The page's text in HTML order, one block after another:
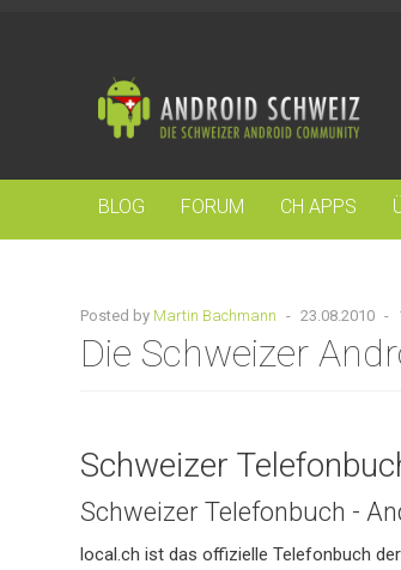
BLOG FORUM CH APPS
Posted by Martin Bachmann - 23.08.2010 -
Die Schweizer
Schweizer
Schweizer Telefonbuch -
local.ch ist das offizielle Telefonbuch